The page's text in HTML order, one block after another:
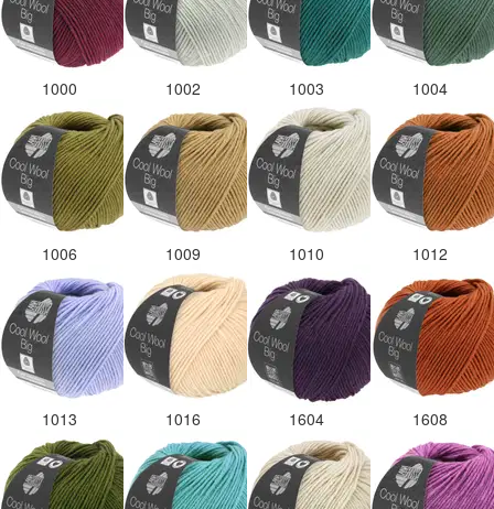
1000 1002 1003 1004
1006 1009 1010 1012
1013 1016 1604 1608